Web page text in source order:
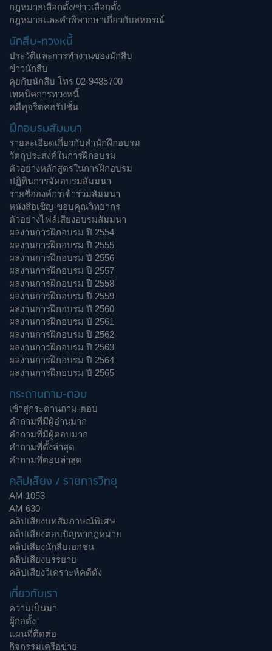
กฎหมายเลือกตั้ง/ข่าวเลือกตั้ง
กฎหมายและคำพิพากษาเกี่ยวกับสหกรณ์
นักสืบ-ทวงหนี้
ประวัติและการทำงานของนักสืบ
ข่าวนักสืบ
คุยกับนักสืบ โทร 02-9485700
เทคนิคการทวงหนี้
คดีทุจริตคอรัปชั่น
ฝึกอบรมสัมมนา
รายละเอียดเกี่ยวกับสำนักฝึกอบรม
วัตถุประสงค์ในการฝึกอบรม
ตัวอย่างหลักสูตรในการฝึกอบรม
ปฏิทินการจัดอบรมสัมมนา
รายชื่อองค์กรเข้าร่วมสัมมนา
หนังสือเชิญ-ขอบคุณวิทยากร
ตัวอย่างไฟล์เสียงอบรมสัมมนา
ผลงานการฝึกอบรม ปี 2554
ผลงานการฝึกอบรม ปี 2555
ผลงานการฝึกอบรม ปี 2556
ผลงานการฝึกอบรม ปี 2557
ผลงานการฝึกอบรม ปี 2558
ผลงานการฝึกอบรม ปี 2559
ผลงานการฝึกอบรม ปี 2560
ผลงานการฝึกอบรม ปี 2561
ผลงานการฝึกอบรม ปี 2562
ผลงานการฝึกอบรม ปี 2563
ผลงานการฝึกอบรม ปี 2564
ผลงานการฝึกอบรม ปี 2565
กระดานถาม-ตอบ
เข้าสู่กระดานถาม-ตอบ
คำถามที่มีผู้อ่านมาก
คำถามที่มีผู้ตอบมาก
คำถามที่ตั้งล่าสุด
คำถามที่ตอบล่าสุด
คลิปเสียง / รายการวิทยุ
AM 1053
AM 630
คลิปเสียงบทสัมภาษณ์พิเศษ
คลิปเสียงตอบปัญหากฎหมาย
คลิปเสียงนักสืบเอกชน
คลิปเสียงบรรยาย
คลิปเสียงวิเคราะห์คดีดัง
เกี่ยวกับเรา
ความเป็นมา
ผู้ก่อตั้ง
แผนที่ติดต่อ
กิจกรรมเครือข่าย